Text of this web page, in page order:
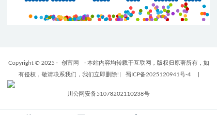
Copyright © 2025 · 创富网
· 本站内容均转载于互联网，版权归原著所有，如
有侵权，敬请联系我们，我们立即删除!
蜀ICP备2025120941号-4
川公网安备51078202110238号